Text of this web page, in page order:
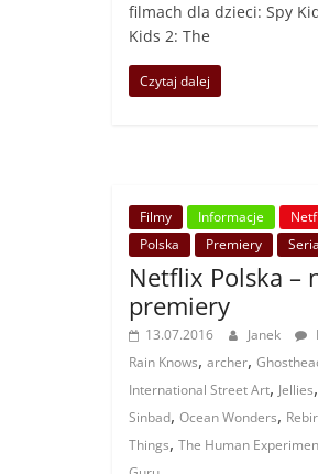
filmach dla dzieci: Spy
Kids 2: The
Czytaj dalej
Filmy Informacje
Polska
Premiery
Netflix Polska –
premiery
13.07.2016 Janek
Rain Knows, archer,
International Street Art, Jellies,
Sinbad, Ocean Wonders,
Things, The Human